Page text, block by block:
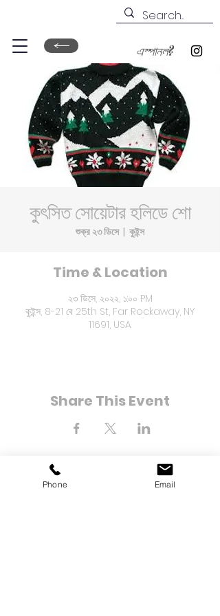
এস্পানল?
কুৎসিত সোয়েটার হলিডে শো
শুক্র ২৩ ডিসে
  |
কুইন্স
Time & Location
২৩ ডিসে, ২০২২, ১:০০ PM
কুইন্স, 8-21 বে 25th St, Far Rockaway, NY
11691, USA
Share This Event
Phone Email